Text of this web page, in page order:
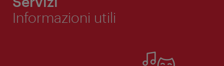
Informazioni utili